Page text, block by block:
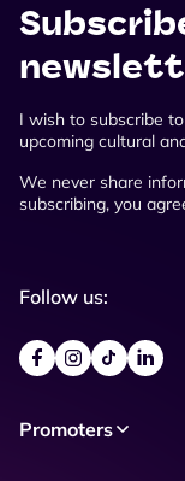
I wish to subscribe
upcoming cultural
We never share
subscribing, you
Follow us:
Promoters